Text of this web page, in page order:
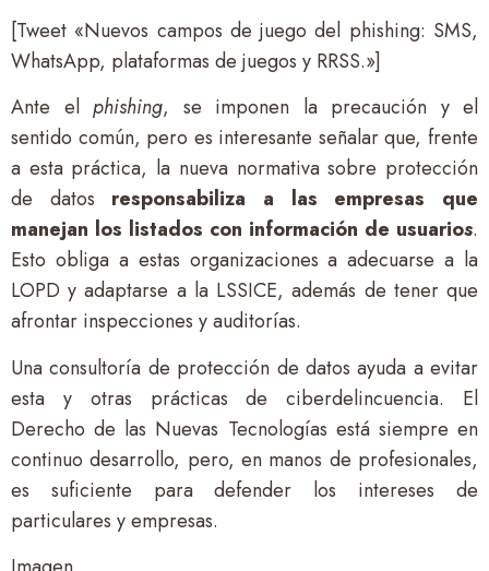
[Tweet «Nuevos campos de juego del phishing: SMS,
WhatsApp, plataformas de juegos y RRSS.»]
Ante el phishing, se imponen la precaución y el
sentido común, pero es interesante señalar que, frente
a esta práctica, la nueva normativa sobre protección
de datos responsabiliza a las empresas que
manejan los listados con información de usuarios.
Esto obliga a estas organizaciones a adecuarse a la
LOPD y adaptarse a la LSSICE, además de tener que
afrontar inspecciones y auditorías.
Una consultoría de protección de datos ayuda a evitar
esta y otras prácticas de ciberdelincuencia. El
Derecho de las Nuevas Tecnologías está siempre en
continuo desarrollo, pero, en manos de profesionales,
es suficiente para defender los intereses de
particulares y empresas.